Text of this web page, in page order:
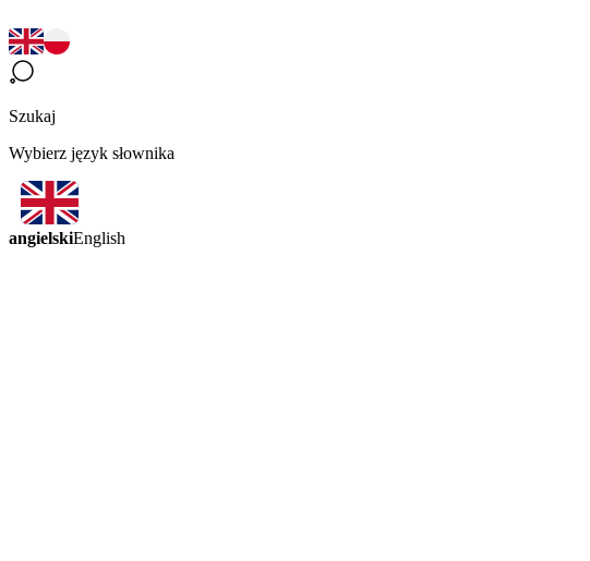
Szukaj
Wybierz język słownika
angielskiEnglish